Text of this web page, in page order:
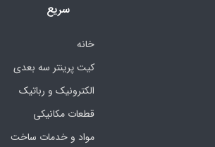
سریع
خانه
کیت پرینتر سه بعدی
الکترونیک و رباتیک
قطعات مکانیکی
مواد و خدمات ساخت